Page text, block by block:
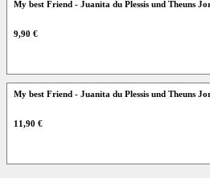
My best Friend - Juanita du Plessis und Theuns
9,90 €
My best Friend - Juanita du Plessis und Theuns
11,90 €